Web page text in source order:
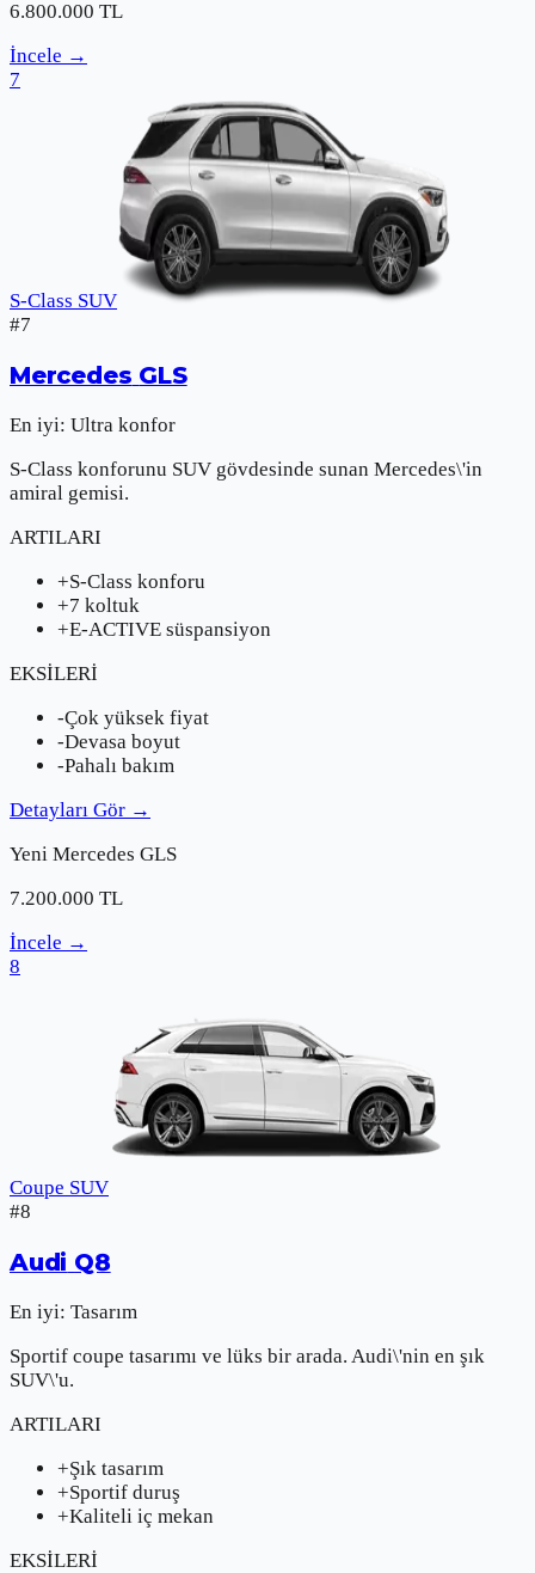
6.800.000 TL
İncele →
7
S-Class SUV
#7
Mercedes GLS
En iyi: Ultra konfor
S-Class konforunu SUV gövdesinde sunan Mercedes\'in
amiral gemisi.
ARTILARI
+S-Class konforu
+7 koltuk
+E-ACTIVE süspansiyon
EKSİLERİ
-Çok yüksek fiyat
-Devasa boyut
-Pahalı bakım
Detayları Gör →
Yeni Mercedes GLS
7.200.000 TL
İncele →
8
Coupe SUV
#8
Audi Q8
En iyi: Tasarım
Sportif coupe tasarımı ve lüks bir arada. Audi\'nin en şık
SUV\'u.
ARTILARI
+Şık tasarım
+Sportif duruş
+Kaliteli iç mekan
EKSİLERİ